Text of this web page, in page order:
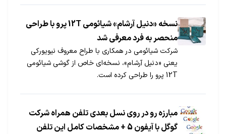
نسخه «دنیل آرشام» شیائومی 12T پرو با طراحی
منحصر به فرد معرفی شد
شرکت شیائومی در همکاری با طراح معروف نیویورکی
یعنی «دنیل آرشام»، نسخه‌ای خاص از گوشی شیائومی
12T پرو را طراحی کرده است.
مبارزه رو در روی نسل بعدی تلفن همراه شرکت
گوگل با آیفون 5 + مشخصات کامل این تلفن